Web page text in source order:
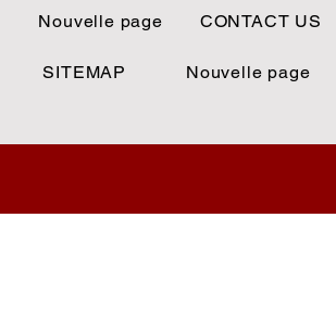
Nouvelle page CONTACT US
SITEMAP Nouvelle page